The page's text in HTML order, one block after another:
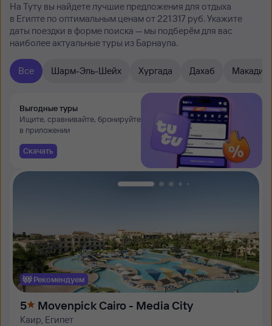
На Туту вы найдете лучшие предложения для отдыха
в Египте по оптимальным ценам от 221 ⁠317 руб. Укажите
даты поездки в форме поиска — мы подберём для вас
наиболее актуальные туры из Барнаула.
Все Шарм-Эль-Шейх Хургада Дахаб Макади
Выгодные туры
Ищите, сравнивайте, бронируйте
в приложении
Скачать
Рекомендуем
5 Movenpick Cairo - Media City
Каир, Египет